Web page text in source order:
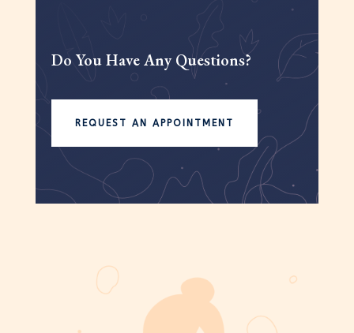
Do You Have Any Questions?
REQUEST AN APPOINTMENT